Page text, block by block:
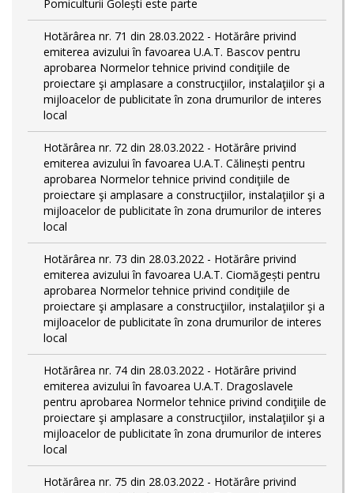
Pomiculturii Golești este parte
Hotărârea nr. 71 din 28.03.2022 - Hotărâre privind
emiterea avizului în favoarea U.A.T. Bascov pentru
aprobarea Normelor tehnice privind condiţiile de
proiectare şi amplasare a construcţiilor, instalaţiilor şi a
mijloacelor de publicitate în zona drumurilor de interes
local
Hotărârea nr. 72 din 28.03.2022 - Hotărâre privind
emiterea avizului în favoarea U.A.T. Călinești pentru
aprobarea Normelor tehnice privind condiţiile de
proiectare şi amplasare a construcţiilor, instalaţiilor şi a
mijloacelor de publicitate în zona drumurilor de interes
local
Hotărârea nr. 73 din 28.03.2022 - Hotărâre privind
emiterea avizului în favoarea U.A.T. Ciomăgești pentru
aprobarea Normelor tehnice privind condiţiile de
proiectare şi amplasare a construcţiilor, instalaţiilor şi a
mijloacelor de publicitate în zona drumurilor de interes
local
Hotărârea nr. 74 din 28.03.2022 - Hotărâre privind
emiterea avizului în favoarea U.A.T. Dragoslavele
pentru aprobarea Normelor tehnice privind condiţiile de
proiectare şi amplasare a construcţiilor, instalaţiilor şi a
mijloacelor de publicitate în zona drumurilor de interes
local
Hotărârea nr. 75 din 28.03.2022 - Hotărâre privind